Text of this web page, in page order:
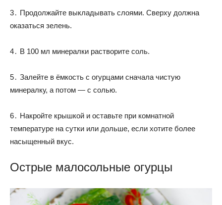
3․ Продолжайте выкладывать слоями. Сверху должна
оказаться зелень.
4․ В 100 мл минералки растворите соль.
5․ Залейте в ёмкость с огурцами сначала чистую
минералку, а потом — с солью.
6․ Накройте крышкой и оставьте при комнатной
температуре на сутки или дольше, если хотите более
насыщенный вкус.
Острые малосольные огурцы